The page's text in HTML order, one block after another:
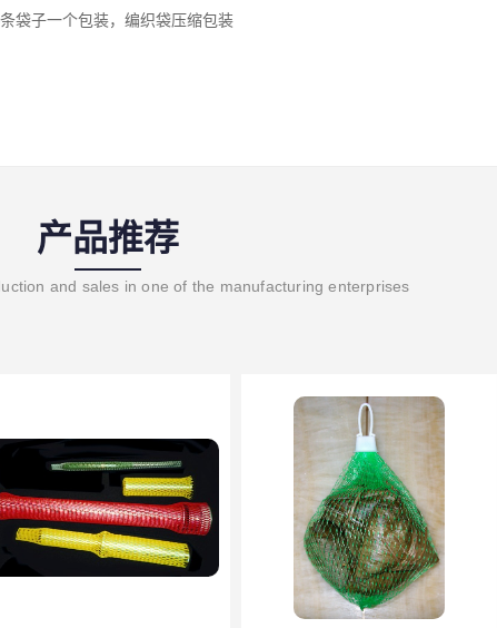
袋子一个包装，编织袋压缩包装
产品推荐
and sales in one of the manufacturing enterprises